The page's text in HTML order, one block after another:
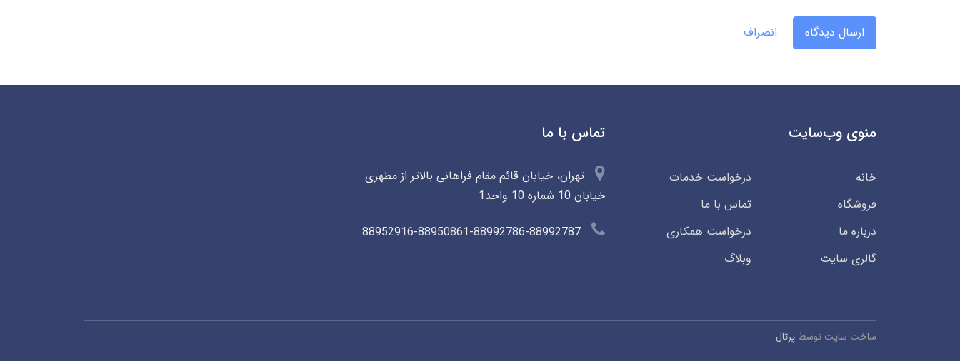
ارسال دیدگاه انصراف
منوی وب‌سایت
خانه
درخواست خدمات
فروشگاه
تماس با ما
درباره ما
درخواست همکاری
گالری سایت
وبلاگ
تماس با ما
تهران، خیابان قائم مقام فراهانی بالاتر از مطهری
خیابان 10 شماره 10 واحد1
ساخت سایت توسط پرتال